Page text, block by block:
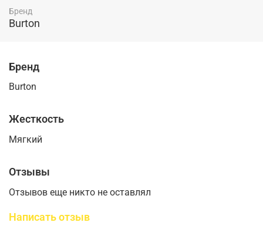
Бренд
Burton
Бренд
Burton
Жесткость
Мягкий
Отзывы
Отзывов еще никто не оставлял
Написать отзыв